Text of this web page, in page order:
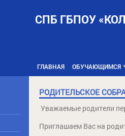
СПБ ГБПОУ
ГЛАВНАЯ ОБУЧАЮЩИМСЯ
РОДИТЕЛЬСКОЕ
Уважаемые родители
Приглашаем Вас на